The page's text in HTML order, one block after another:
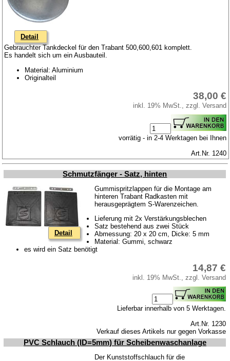
Detail
Gebrauchter Tankdeckel für den Trabant 500,600,601 komplett.
Es handelt sich um ein Ausbauteil.
Material: Aluminium
Originalteil
38,00 €
inkl. 19% MwSt., zzgl. Versand
vorrätig - in 2-4 Werktagen bei Ihnen
Art.Nr. 1240
Schmutzfänger - Satz, hinten
Detail
Gummispritzlappen für die Montage am
hinteren Trabant Radkasten mit
herausgeprägtem S-Warenzeichen.
Lieferung mit 2x Verstärkungsblechen
Satz bestehend aus zwei Stück
Abmessung: 20 x 20 cm, Dicke: 5 mm
Material: Gummi, schwarz
es wird ein Satz benötigt
14,87 €
inkl. 19% MwSt., zzgl. Versand
Lieferbar innerhalb von 5 Werktagen.
Art.Nr. 1230
Verkauf dieses Artikels nur gegen Vorkasse
PVC Schlauch (ID=5mm) für Scheibenwaschanlage
Der Kunststoffschlauch für die